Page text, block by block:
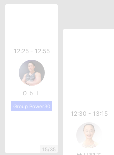
12:25 - 12:55
Ｏｂｉ
Group Power30
15/35
12:30 - 13:15